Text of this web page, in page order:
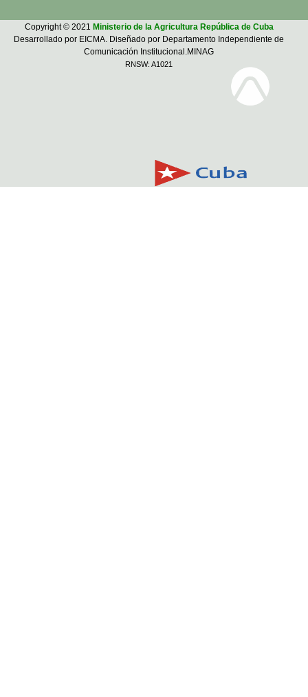
Copyright © 2021 Ministerio de la Agricultura República de Cuba
Desarrollado por EICMA. Diseñado por Departamento Independiente de
Comunicación Institucional.MINAG
RNSW: A1021